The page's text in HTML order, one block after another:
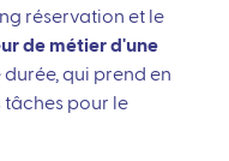
réservation et le
de métier d'une
qui prend en
pour le